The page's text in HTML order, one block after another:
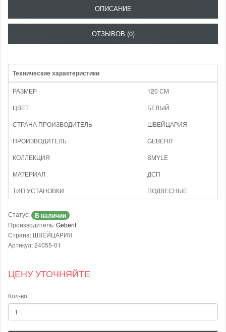
ОПИСАНИЕ
ОТЗЫВОВ (0)
Технические характеристики
РАЗМЕР
120 СМ
ЦВЕТ
БЕЛЫЙ
СТРАНА ПРОИЗВОДИТЕЛЬ
ШВЕЙЦАРИЯ
ПРОИЗВОДИТЕЛЬ
GEBERIT
КОЛЛЕКЦИЯ
SMYLE
МАТЕРИАЛ
ДСП
ТИП УСТАНОВКИ
ПОДВЕСНЫЕ
Статус: В наличии
Производитель:Geberit
Страна: ШВЕЙЦАРИЯ
Артикул: 24055-01
ЦЕНУ УТОЧНЯЙТЕ
Кол-во